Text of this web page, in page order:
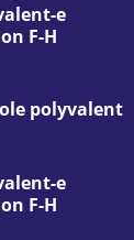
e
F-H
polyvalent
e
F-H